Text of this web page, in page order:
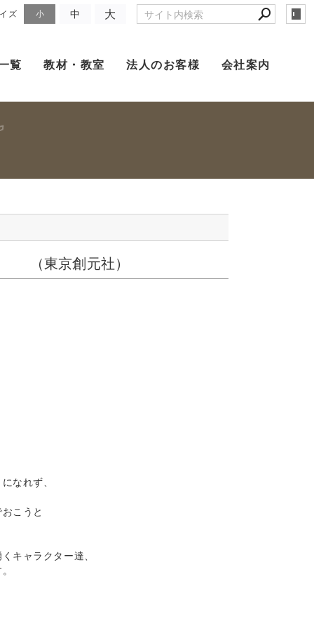
ズ 小 中 大
覧 教材・教室 法人のお客様 会社案内
（東京創元社）
なれず、
こうと
キャラクター達、